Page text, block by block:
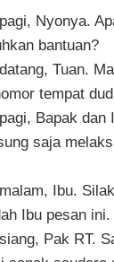
Nyonya.
bantuan?
Tuan.
tempat
Bapak dan
saja
Ibu.
Ibu pesan ini.
Pak RT.